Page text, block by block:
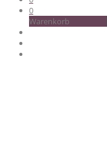
0
Warenkorb